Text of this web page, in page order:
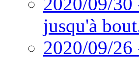
jusqu'à
2020/09/26